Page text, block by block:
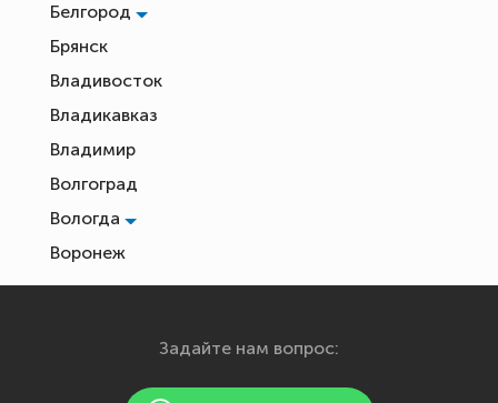
Белгород
Брянск
Владивосток
Владикавказ
Владимир
Волгоград
Вологда
Воронеж
Екатеринбург
Йошкар-Ола
Задайте нам вопрос: